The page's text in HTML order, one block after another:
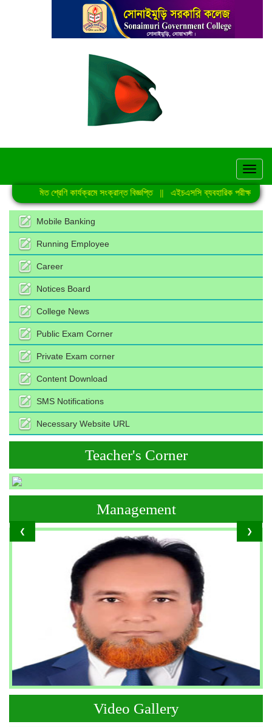
নিয়মিত শ্রেণি কার্যক্রমে সংক্রান্ত বিজ্ঞপ্তি||এইচএসসি ব্যবহারিক পরীক্ষা-
Mobile Banking
Running Employee
Career
Notices Board
College News
Public Exam Corner
Private Exam corner
Content Download
SMS Notifications
Necessary Website URL
Teacher's Corner
❮ ❯
Management
Video Gallery